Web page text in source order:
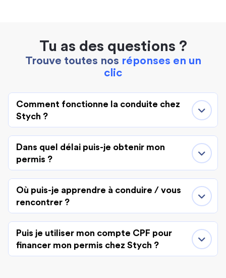
Tu as des questions ?
Trouve toutes nos réponses en un
clic
Comment fonctionne la conduite chez
Stych ?
Dans quel délai puis-je obtenir mon
permis ?
Où puis-je apprendre à conduire / vous
rencontrer ?
Puis je utiliser mon compte CPF pour
financer mon permis chez Stych ?